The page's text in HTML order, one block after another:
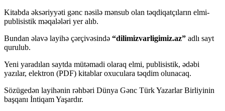
Kitabda əksəriyyəti gənc nəsilə mənsub olan təqdiqatçıların elmi-
publisistik məqalələri yer alıb.
Bundan əlavə layihə çərçivəsində “dilimizvarligimiz.az” adlı sayt
qurulub.
Yeni yaradılan saytda mütəmadi olaraq elmi, publisistik, ədəbi
yazılar, elektron (PDF) kitablar oxuculara təqdim olunacaq.
Sözügedən layihənin rəhbəri Dünya Gənc Türk Yazarlar Birliyinin
başqanı İntiqam Yaşardır.